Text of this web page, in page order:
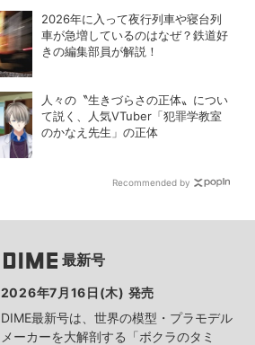
2026年に入って夜行列車や寝台列
車が急増しているのはなぜ？鉄道好
きの編集部員が解説！
人々の〝生きづらさの正体〟につい
て説く、人気VTuber「犯罪学教室
のかなえ先生」の正体
Recommended by
最新号
2026年7月16日(木) 発売
DIME最新号は、世界の模型・プラモデル
メーカーを大解剖する「ボクラのタミ